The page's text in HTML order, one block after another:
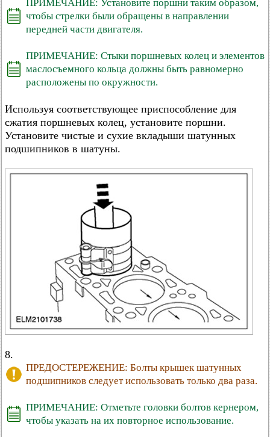
ПРИМЕЧАНИЕ: Установите поршни таким образом,
чтобы стрелки были обращены в направлении
передней части двигателя.
ПРИМЕЧАНИЕ: Стыки поршневых колец и элементов
маслосъемного кольца должны быть равномерно
расположены по окружности.
Используя соответствующее приспособление для
сжатия поршневых колец, установите поршни.
Установите чистые и сухие вкладыши шатунных
подшипников в шатуны.
8.
ПРЕДОСТЕРЕЖЕНИЕ: Болты крышек шатунных
подшипников следует использовать только два раза.
ПРИМЕЧАНИЕ: Отметьте головки болтов кернером,
чтобы указать на их повторное использование.